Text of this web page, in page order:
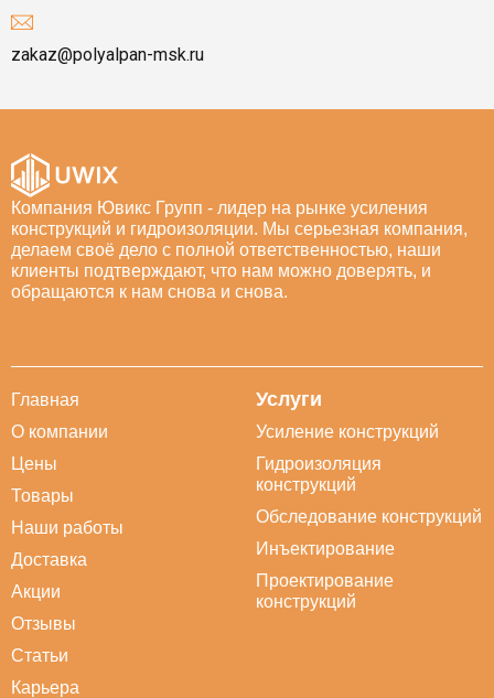
zakaz@polyalpan-msk.ru
Компания Ювикс Групп - лидер на рынке усиления
конструкций и гидроизоляции. Мы серьезная компания,
делаем своё дело с полной ответственностью, наши
клиенты подтверждают, что нам можно доверять, и
обращаются к нам снова и снова.
Главная
О компании
Цены
Товары
Наши работы
Доставка
Акции
Отзывы
Статьи
Карьера
Услуги
Усиление конструкций
Гидроизоляция
конструкций
Обследование конструкций
Инъектирование
Проектирование
конструкций